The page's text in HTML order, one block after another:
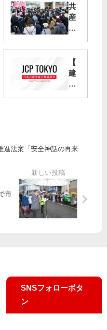
共
産
党
の
１
票
強
治
な
い
審
判
を
【
建
設
】
行
を
」
共
産
団
が
進法案「安全神話の再来
市
SNSフォローボタ
ン